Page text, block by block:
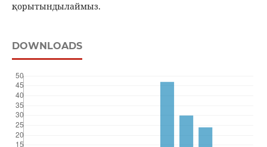
қорытындылаймыз.
DOWNLOADS